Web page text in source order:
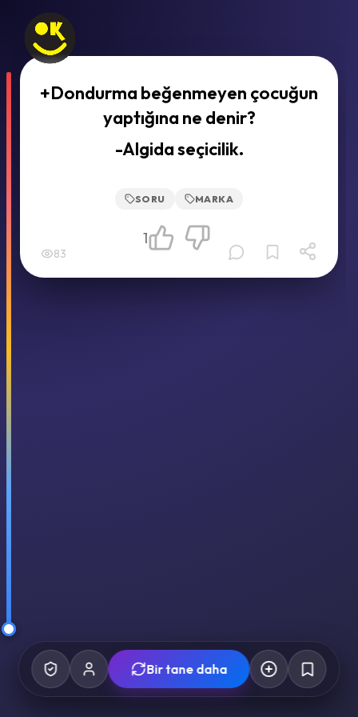
+Dondurma beğenmeyen çocuğun
yaptığına ne denir?
-Algida seçicilik.
SORU MARKA
83
1
Bir tane daha